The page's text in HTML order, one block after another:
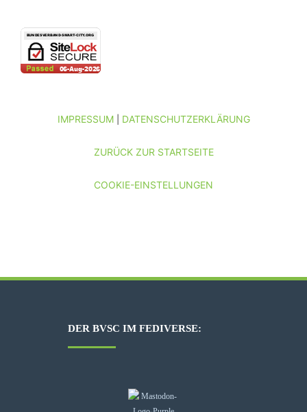
IMPRESSUM| DATENSCHUTZERKLÄRUNG
ZURÜCK ZUR STARTSEITE
COOKIE-EINSTELLUNGEN
DER BVSC IM FEDIVERSE: